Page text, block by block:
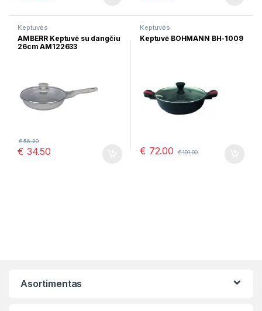
Keptuvės
AMBERR Keptuvė su dangčiu
26cm AM122633
€ 34.50
€56.20
Keptuvės
Keptuvė BOHMANN BH-1009
€ 72.00 €101.00
Asortimentas